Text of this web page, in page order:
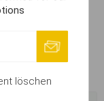
löschen